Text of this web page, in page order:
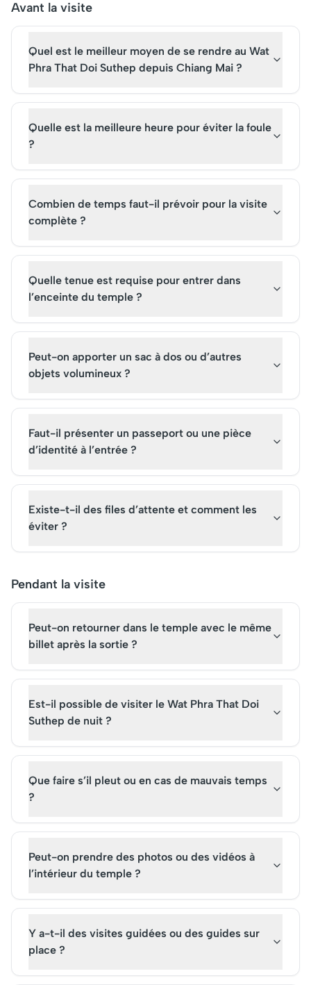
enrichissant ainsi
attrait culturel et spirituel
indéniable.
populaires de la
Avant la visite
Quel est le meilleur moyen de se rendre au Wat
Phra That Doi Suthep depuis Chiang Mai ?
Quelle est la meilleure heure pour éviter la foule
?
Combien de temps faut-il prévoir pour la visite
complète ?
Quelle tenue est requise pour entrer dans
l’enceinte du temple ?
Peut-on apporter un sac à dos ou d’autres
objets volumineux ?
Faut-il présenter un passeport ou une pièce
d’identité à l’entrée ?
Existe-t-il des files d’attente et comment les
éviter ?
Pendant la visite
Peut-on retourner dans le temple avec le même
billet après la sortie ?
Est-il possible de visiter le Wat Phra That Doi
Suthep de nuit ?
Que faire s’il pleut ou en cas de mauvais temps
?
Peut-on prendre des photos ou des vidéos à
l’intérieur du temple ?
Y a-t-il des visites guidées ou des guides sur
place ?